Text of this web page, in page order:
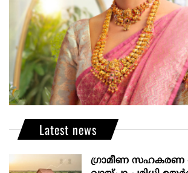
Latest news
ഗ്രാമീണ സഹകരണ